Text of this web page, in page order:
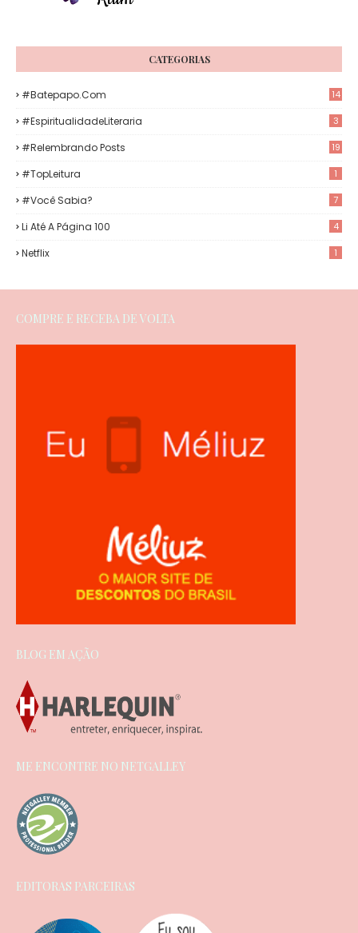
CATEGORIAS
#Batepapo.com 14
#EspiritualidadeLiteraria 3
#Relembrando Posts 19
#TopLeitura 1
#Você Sabia? 7
Li Até A Página 100 4
Netflix 1
COMPRE E RECEBA DE VOLTA
BLOG EM AÇÃO
ME ENCONTRE NO NETGALLEY
EDITORAS PARCEIRAS